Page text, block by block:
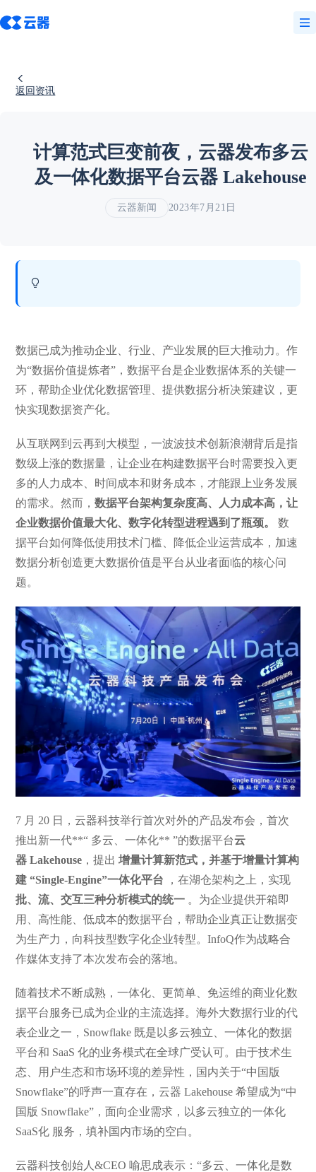
返回资讯
计算范式巨变前夜，云器发布多云
及一体化数据平台云器 Lakehouse
云器新闻 2023年7月21日
数据已成为推动企业、行业、产业发展的巨大推动力。作
为“数据价值提炼者”，数据平台是企业数据体系的关键一
环，帮助企业优化数据管理、提供数据分析决策建议，更
快实现数据资产化。
从互联网到云再到大模型，一波波技术创新浪潮背后是指
数级上涨的数据量，让企业在构建数据平台时需要投入更
多的人力成本、时间成本和财务成本，才能跟上业务发展
的需求。然而，数据平台架构复杂度高、人力成本高，让
企业数据价值最大化、数字化转型进程遇到了瓶颈。
数
据平台如何降低使用技术门槛、降低企业运营成本，加速
数据分析创造更大数据价值是平台从业者面临的核心问
题。
7 月 20 日，云器科技举行首次对外的产品发布会，首次
推出新一代**“ 多云、一体化** ”的数据平台云
器 Lakehouse ，提出增量计算新范式，并基于增量计算构
建 “Single-Engine”一体化平台 ，在湖仓架构之上，实现
批、流、交互三种分析模式的统一 。为企业提供开箱即
用、高性能、低成本的数据平台，帮助企业真正让数据变
为生产力，向科技型数字化企业转型。InfoQ作为战略合
作媒体支持了本次发布会的落地。
随着技术不断成熟，一体化、更简单、免运维的商业化数
据平台服务已成为企业的主流选择。海外大数据行业的代
表企业之一，Snowflake 既是以多云独立、一体化的数据
平台和 SaaS 化的业务模式在全球广受认可。由于技术生
态、用户生态和市场环境的差异性，国内关于“中国版
Snowflake”的呼声一直存在，云器 Lakehouse 希望成为“中
国版 Snowflake”，面向企业需求，以多云独立的一体化
SaaS化 服务，填补国内市场的空白。
云器科技创始人&CEO 喻思成表示：“多云、一体化是数